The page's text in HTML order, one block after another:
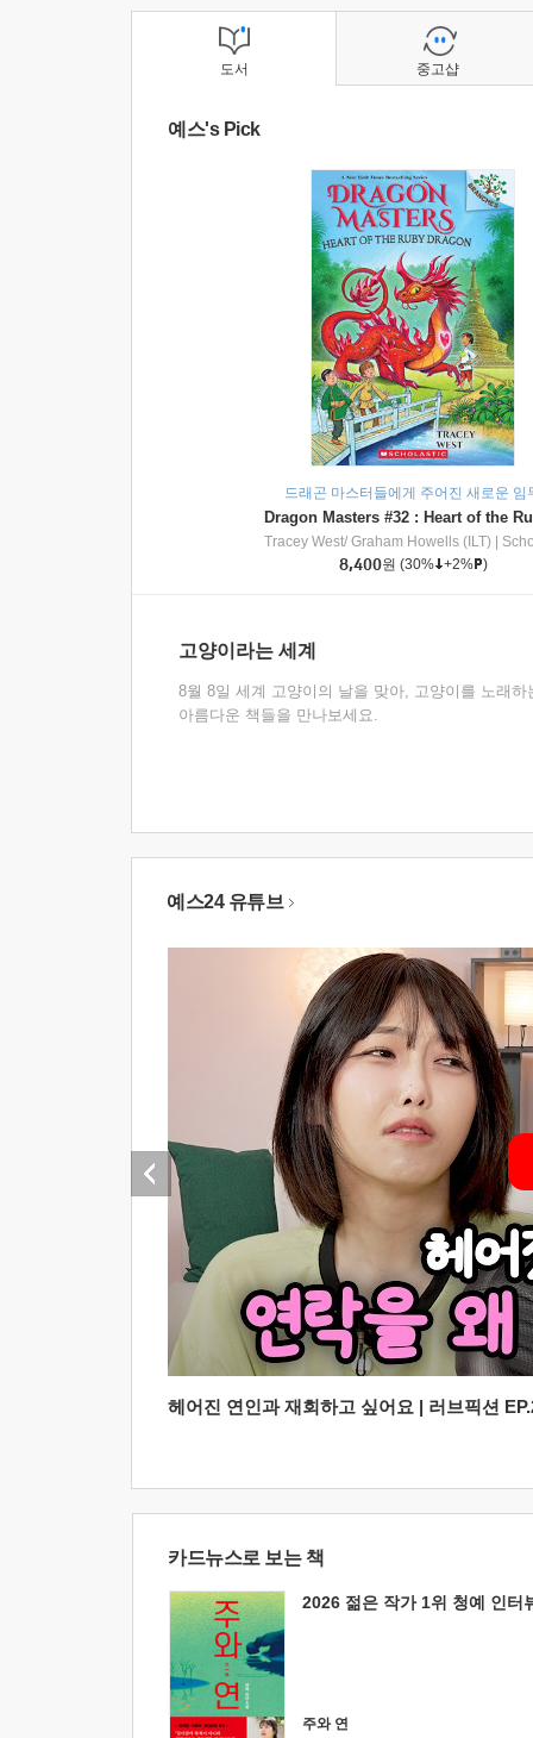
도서
예스's Pick
드래곤 마스터들에게 주어진 새로운 임
Tracey West/ Graham Howells (ILT)
8,400원 (30% +2% )
고양이라는 세계
8월 8일 세계 고양이의 날을 맞아, 고양이를 노래하
아름다운 책들을 만나보세요.
중고샵
예스24 유튜브
헤어진 연인과 재회하고 싶어요 | 러브픽션
카드뉴스로 보는 책
2026 젊은 작가 1위 청예 인터
주와 연